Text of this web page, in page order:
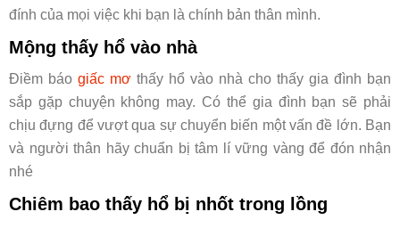
đính của mọi việc khi bạn là chính bản thân mình.
Mộng thấy hổ vào nhà
Điềm báo giấc mơ thấy hổ vào nhà cho thấy gia đình bạn
sắp gặp chuyện không may. Có thể gia đình bạn sẽ phải
chịu đựng để vượt qua sự chuyển biến một vấn đề lớn. Bạn
và người thân hãy chuẩn bị tâm lí vững vàng để đón nhận
nhé
Chiêm bao thấy hổ bị nhốt trong lồng